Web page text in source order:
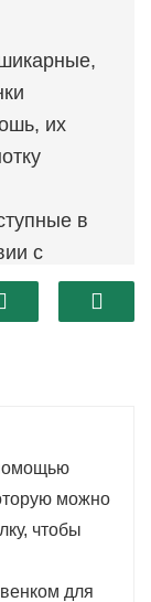
их
в
с
или
в
можно
чтобы
для